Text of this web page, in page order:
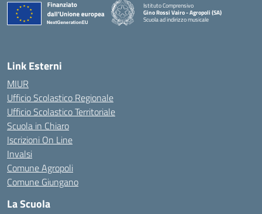
Istituto Comprensivo
Gino Rossi Vairo - Agropoli (SA)
Scuola ad indirizzo musicale
Link Esterni
MIUR
Ufficio Scolastico Regionale
Ufficio Scolastico Territoriale
Scuola in Chiaro
Iscrizioni On Line
Invalsi
Comune Agropoli
Comune Giungano
La Scuola